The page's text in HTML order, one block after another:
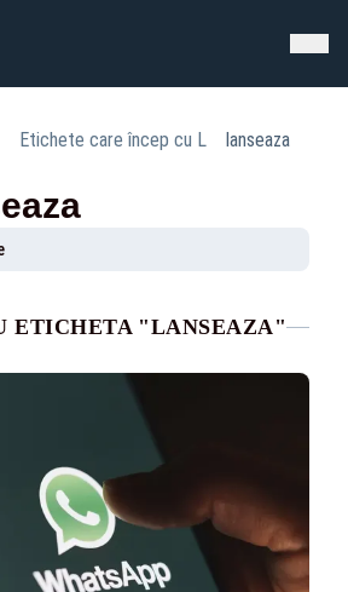
Etichete care încep cu L lanseaza
ETICHETA "LANSEAZA"